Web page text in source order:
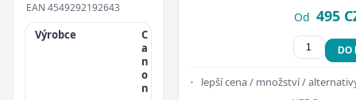
EAN 4549292192643
Výrobce
C
a
n
o
n
Od 495
DO
lepší cena / množství /